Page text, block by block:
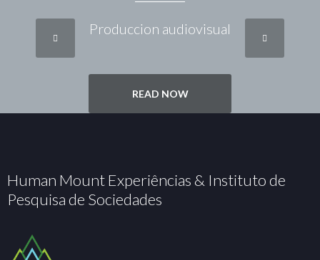
Produccion audiovisual
READ NOW
Human Mount Experiências & Instituto de
Pesquisa de Sociedades